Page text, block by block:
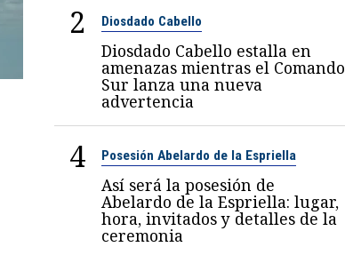
2 Diosdado Cabello
Diosdado Cabello estalla en
amenazas mientras el Comando
Sur lanza una nueva
advertencia
4 Posesión Abelardo de la Espriella
Así será la posesión de
Abelardo de la Espriella: lugar,
hora, invitados y detalles de la
ceremonia